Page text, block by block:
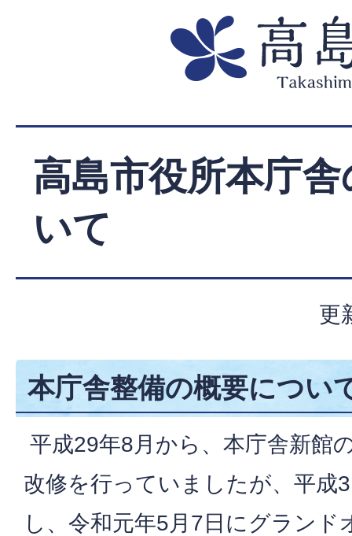
高島市役所本庁
いて
更
本庁舎整備の概要につい
平成29年8月から、本庁舎新館
改修を行っていましたが、平成
し、令和元年5月7日にグランド